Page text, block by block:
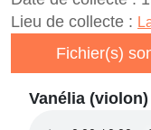
Lieu de collecte :
Fichier(s)
Vanélia (violon)